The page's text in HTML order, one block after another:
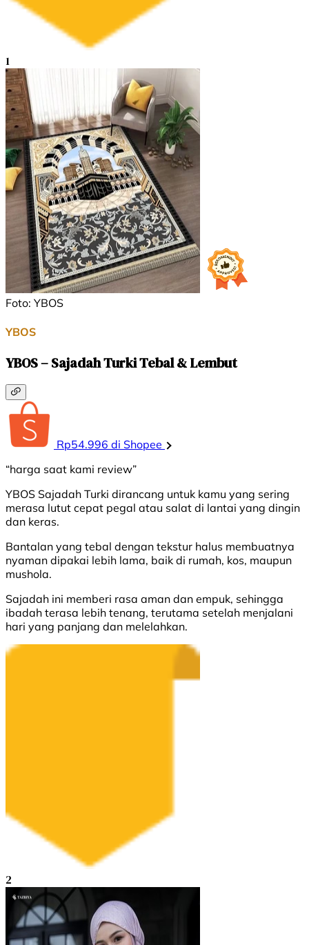
1
Foto: YBOS
YBOS
YBOS – Sajadah Turki Tebal & Lembut
Rp54.996 di Shopee
“harga saat kami review”
YBOS Sajadah Turki dirancang untuk kamu yang sering
merasa lutut cepat pegal atau salat di lantai yang dingin
dan keras.
Bantalan yang tebal dengan tekstur halus membuatnya
nyaman dipakai lebih lama, baik di rumah, kos, maupun
mushola.
Sajadah ini memberi rasa aman dan empuk, sehingga
ibadah terasa lebih tenang, terutama setelah menjalani
hari yang panjang dan melelahkan.
2